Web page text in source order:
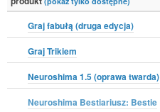
Graj fabułą (druga edycja)
Graj Trikiem
Neuroshima 1.5 (oprawa twarda)
Neuroshima Bestiariusz: Bestie